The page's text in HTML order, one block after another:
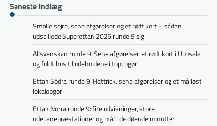
Seneste indlæg
Smalle sejre, sene afgørelser og et rødt kort – sådan
udspillede Superettan 2026 runde 9 sig
Allsvenskan runde 9: Sene afgørelser, et rødt kort i Uppsala
og fuldt hus til udeholdene i topopgør
Ettan Södra runde 9: Hattrick, sene afgørelser og et målløst
lokalopgør
Ettan Norra runde 9: fire udvisninger, store
udebanepræstationer og mål i de døende minutter